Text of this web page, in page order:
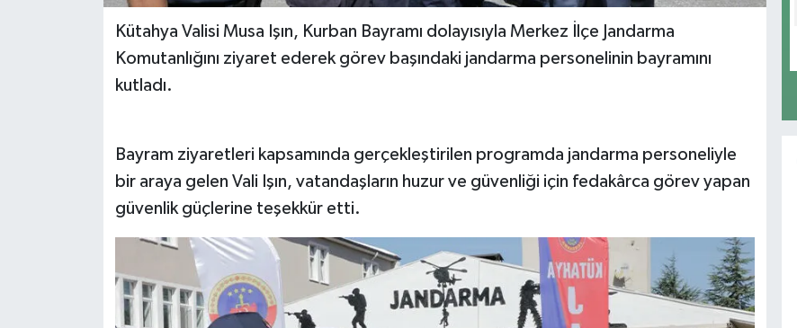
Kütahya Valisi Musa Işın, Kurban Bayramı dolayısıyla Merkez İlçe Jandarma
Komutanlığını ziyaret ederek görev başındaki jandarma personelinin bayramını
kutladı.
Bayram ziyaretleri kapsamında gerçekleştirilen programda jandarma personeliyle
bir araya gelen Vali Işın, vatandaşların huzur ve güvenliği için fedakârca görev yapan
güvenlik güçlerine teşekkür etti.
Köşe Yazıları